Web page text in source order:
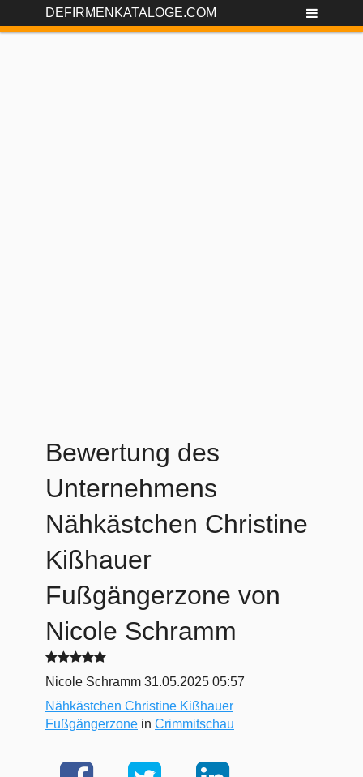
DEFIRMENKATALOGE.COM
Bewertung des
Unternehmens
Nähkästchen Christine
Kißhauer
Fußgängerzone von
Nicole Schramm
Nicole Schramm 31.05.2025 05:57
Nähkästchen Christine Kißhauer
Fußgängerzone in Crimmitschau